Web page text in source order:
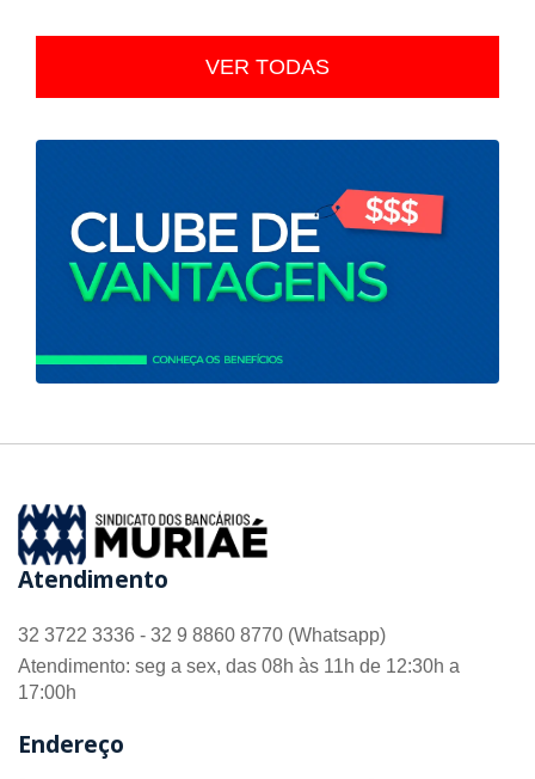
VER TODAS
Atendimento
32 3722 3336 - 32 9 8860 8770 (Whatsapp)
Atendimento: seg a sex, das 08h às 11h de 12:30h a
17:00h
Endereço